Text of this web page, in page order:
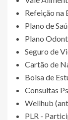
Refeição na
Plano de
Plano
Seguro de
Cartão de
Bolsa de
Consultas
Wellhub
PLR -